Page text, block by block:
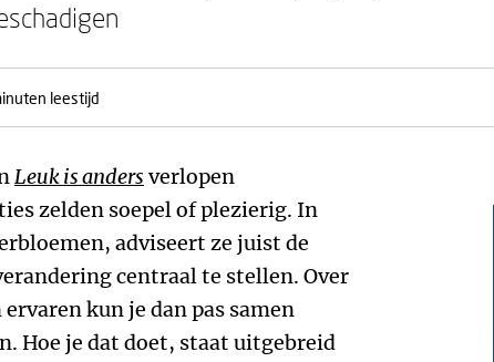
leestijd
Leuk is anders verlopen
zelden soepel of plezierig. In
adviseert ze juist de
centraal te stellen. Over
kun je dan pas samen
Hoe je dat doet, staat uitgebreid